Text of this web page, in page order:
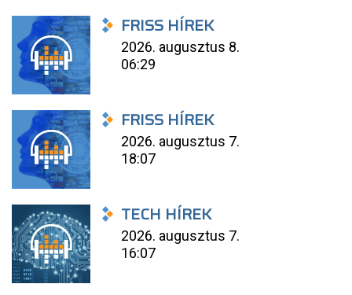
FRISS HÍREK
2026. augusztus 8.
06:29
FRISS HÍREK
2026. augusztus 7.
18:07
TECH HÍREK
2026. augusztus 7.
16:07